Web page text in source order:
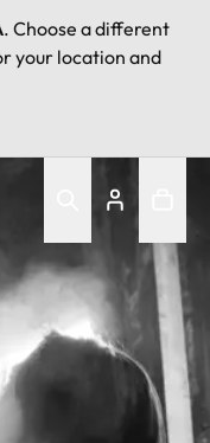
. Choose a different
your location and